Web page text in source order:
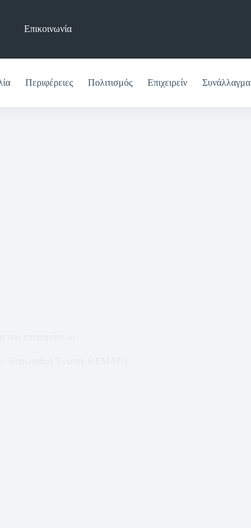
Επικοινωνία
Περιφέρειες Πολιτισμός Επιχειρείν Συνάλλαγμα